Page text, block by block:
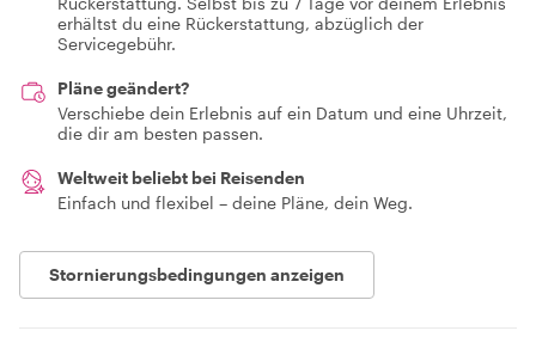
erhältst du eine Rückerstattung, abzüglich der
Servicegebühr.
Pläne geändert?
Verschiebe dein Erlebnis auf ein Datum und eine Uhrzeit,
die dir am besten passen.
Weltweit beliebt bei Reisenden
Einfach und flexibel – deine Pläne, dein Weg.
Stornierungsbedingungen anzeigen